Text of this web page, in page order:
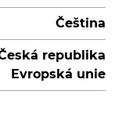
Čeština
republika
Evropská unie